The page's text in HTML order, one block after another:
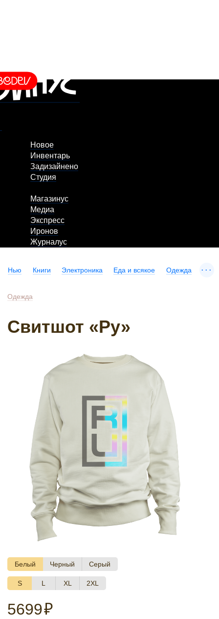
Новое
Инвентарь
Задизайнено
Студия
Магазинус
Медиа
Экспресс
Иронов
Журналус
Нью Книги Электроника Еда и всякое Одежда ...
Одежда
Свитшот «Ру»
Белый Черный Серый
S L XL 2XL
5699₽